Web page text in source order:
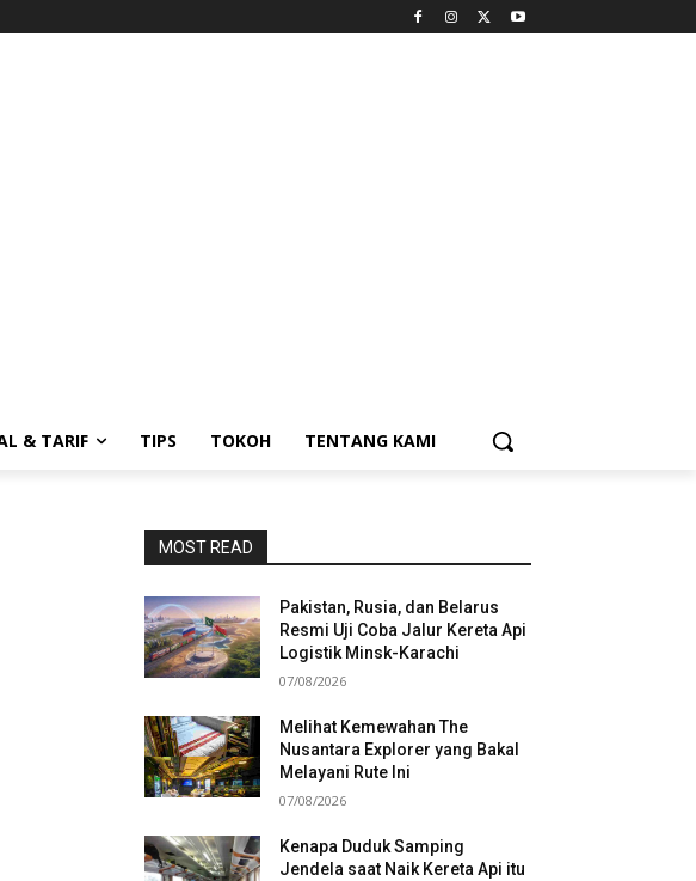
& TARIF TIPS TOKOH TENTANG KAMI
MOST READ
Pakistan, Rusia, dan Belarus
Resmi Uji Coba Jalur Kereta Api
Logistik Minsk-Karachi
07/08/2026
Melihat Kemewahan The
Nusantara Explorer yang Bakal
Melayani Rute Ini
07/08/2026
Kenapa Duduk Samping
Jendela saat Naik Kereta Api itu